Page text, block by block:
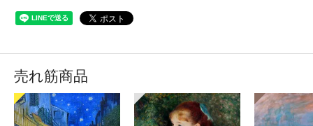
売れ筋商品